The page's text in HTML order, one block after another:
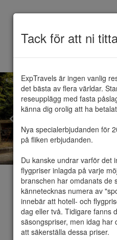
Tack för att ni
ExpTravels är ingen vanlig
det bästa av flera världar.
reseupplägg med fasta
känna dig orolig att ha
Nya specialerbjudanden för
på fliken erbjudanden.
Du kanske undrar varför det
flygpriser inlagda på varje
branschen har omdanats de
kännetecknas numera av
innebär att hotell- och
dag eller två. Tidigare fanns
säsongspriser, men idag har
att säkerställa dessa priser.
Litauen